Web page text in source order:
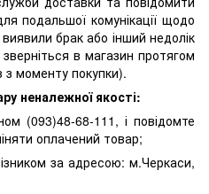
подальшої комунікації щодо
брак або інший недолік
в магазин протягом
з моменту покупки).
неналежної якості:
(093)48-68-111, і повідомте
оплачений товар;
за адресою: м.Черкаси,